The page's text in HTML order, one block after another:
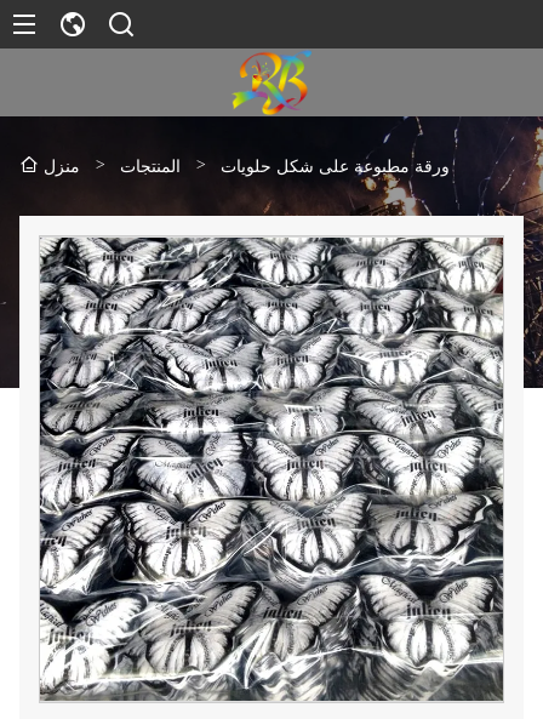
منزل > المنتجات > ورقة مطبوعة على شكل حلويات